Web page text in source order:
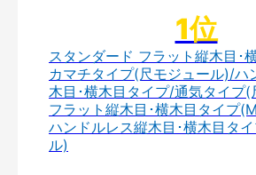
スタンダード フラット縦木目･
カマチタイプ(尺モジュール)/ハ
木目･横木目タイプ/通気タイプ
フラット縦木目･横木目タイプ
ハンドルレス縦木目･横木目タ
ル)